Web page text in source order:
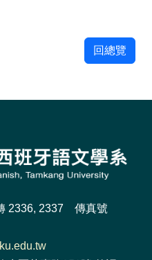
回總覽
2336, 2337 傳真號